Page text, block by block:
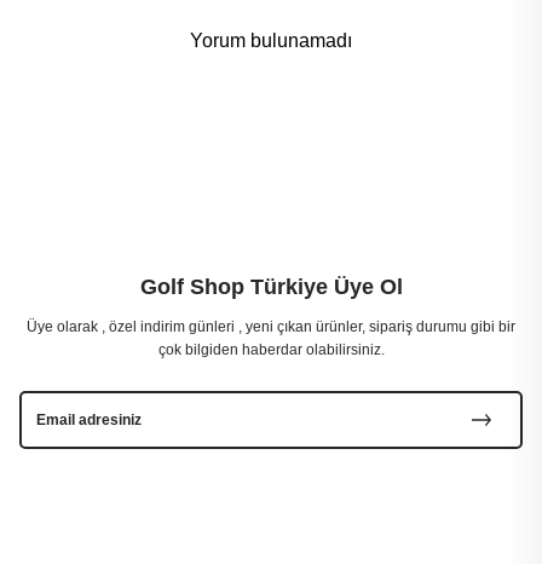
Yorum bulunamadı
Golf Shop Türkiye Üye Ol
Üye olarak , özel indirim günleri , yeni çıkan ürünler, sipariş durumu gibi bir
çok bilgiden haberdar olabilirsiniz.